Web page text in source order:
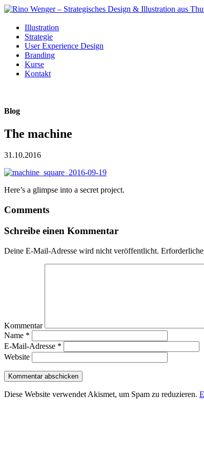
Illustration
Strategie
User Experience Design
Branding
Kurse
Kontakt
Blog
The machine
31.10.2016
Here’s a glimpse into a secret project.
Comments
Schreibe einen Kommentar
Deine E-Mail-Adresse wird nicht veröffentlicht.
Kommentar
Name *
E-Mail-Adresse *
Website
Diese Website verwendet Akismet, um Spam zu reduzieren.